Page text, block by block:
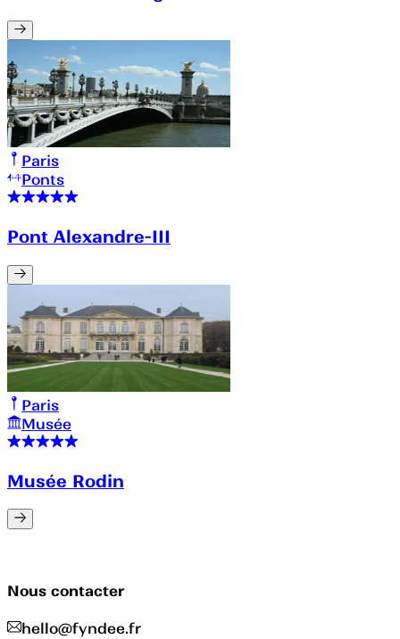
Paris
Ponts
Pont Alexandre-III
Paris
Musée
Musée Rodin
Nous contacter
hello@fyndee.fr